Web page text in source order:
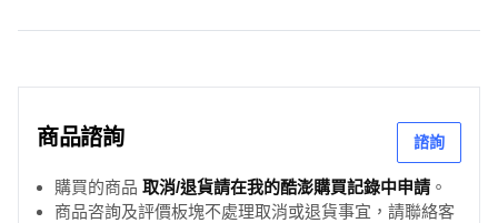
商品諮詢 諮詢
購買的商品 取消/退貨請在我的酷澎購買記錄中申請 。
商品咨詢及評價板塊不處理取消或退貨事宜，請聯絡客